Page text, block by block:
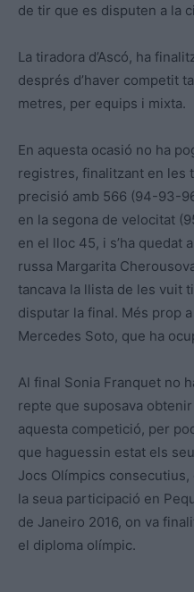
de tir que es disputen a la
La tiradora d’Ascó, ha
després d’haver competit
metres, per equips i mixta.
En aquesta ocasió no ha
registres, finalitzant en les
precisió amb 566 (94-93-
en la segona de velocitat
en el lloc 45, i s’ha quedat
russa Margarita
tancava la llista de les vuit
disputar la final. Més prop a
Mercedes Soto, que ha
Al final Sonia Franquet no
repte que suposava obtenir
aquesta competició, per
que haguessin estat els
Jocs Olímpics consecutius,
la seua participació en
de Janeiro 2016, on va
el diploma olímpic.